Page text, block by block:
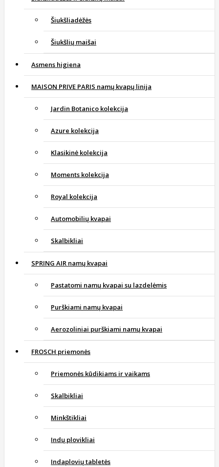
Šiukšliadėžės
Šiukšlių maišai
Asmens higiena
MAISON PRIVE PARIS namų kvapų linija
Jardin Botanico kolekcija
Azure kolekcija
Klasikinė kolekcija
Moments kolekcija
Royal kolekcija
Automobilių kvapai
Skalbikliai
SPRING AIR namų kvapai
Pastatomi namų kvapai su lazdelėmis
Purškiami namų kvapai
Aerozoliniai purškiami namų kvapai
FROSCH priemonės
Priemonės kūdikiams ir vaikams
Skalbikliai
Minkštikliai
Indų plovikliai
Indaplovių tabletės